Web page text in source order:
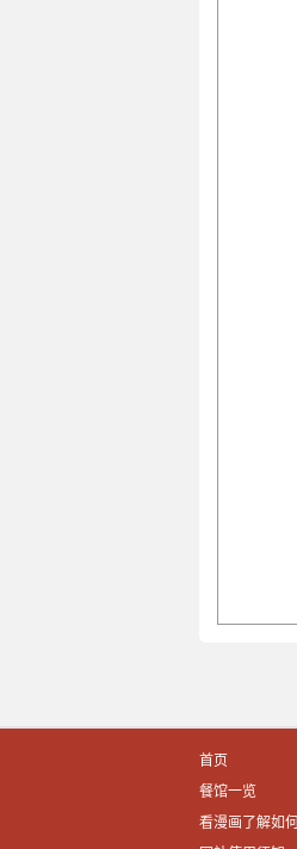
首页
餐馆一览
看漫画了解如